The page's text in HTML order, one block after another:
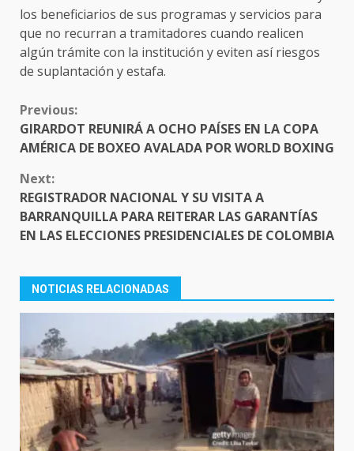
los beneficiarios de sus programas y servicios para
que no recurran a tramitadores cuando realicen
algún trámite con la institución y eviten así riesgos
de suplantación y estafa.
CONTINUE
READING
Previous:
GIRARDOT REUNIRÁ A OCHO PAÍSES EN LA COPA
AMÉRICA DE BOXEO AVALADA POR WORLD BOXING
Next:
REGISTRADOR NACIONAL Y SU VISITA A
BARRANQUILLA PARA REITERAR LAS GARANTÍAS
EN LAS ELECCIONES PRESIDENCIALES DE COLOMBIA
NOTICIAS RELACIONADAS